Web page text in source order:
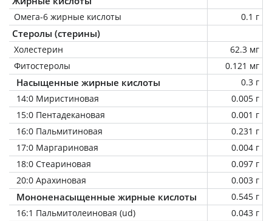
Омега-6 жирные кислоты 0.1 г
Стеролы (стерины)
Холестерин
62.3 мг
Фитостеролы
0.121 мг
Насыщенные жирные кислоты
0.3 г
14:0 Миристиновая
0.005 г
15:0 Пентадекановая
0.001 г
16:0 Пальмитиновая
0.231 г
17:0 Маргариновая
0.004 г
18:0 Стеариновая
0.097 г
20:0 Арахиновая
0.003 г
Мононенасыщенные жирные кислоты
0.545 г
16:1 Пальмитолеиновая (ud)
0.043 г